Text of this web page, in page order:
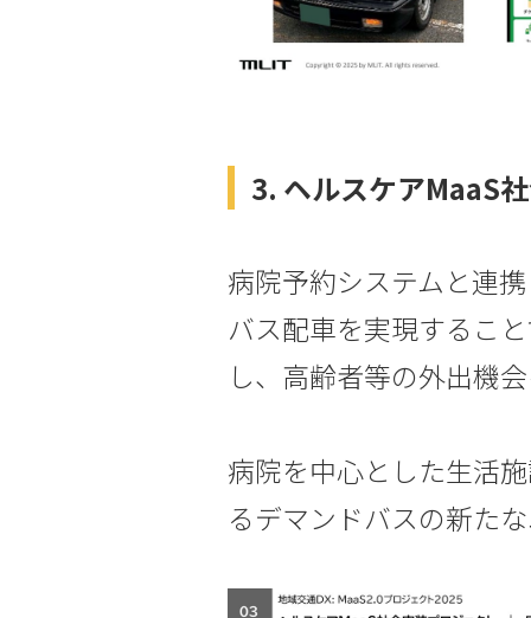
3. ヘルスケアMaaS
病院予約システムと連
バス配車を実現するこ
し、高齢者等の外出機
病院を中心とした生活
るデマンドバスの新た